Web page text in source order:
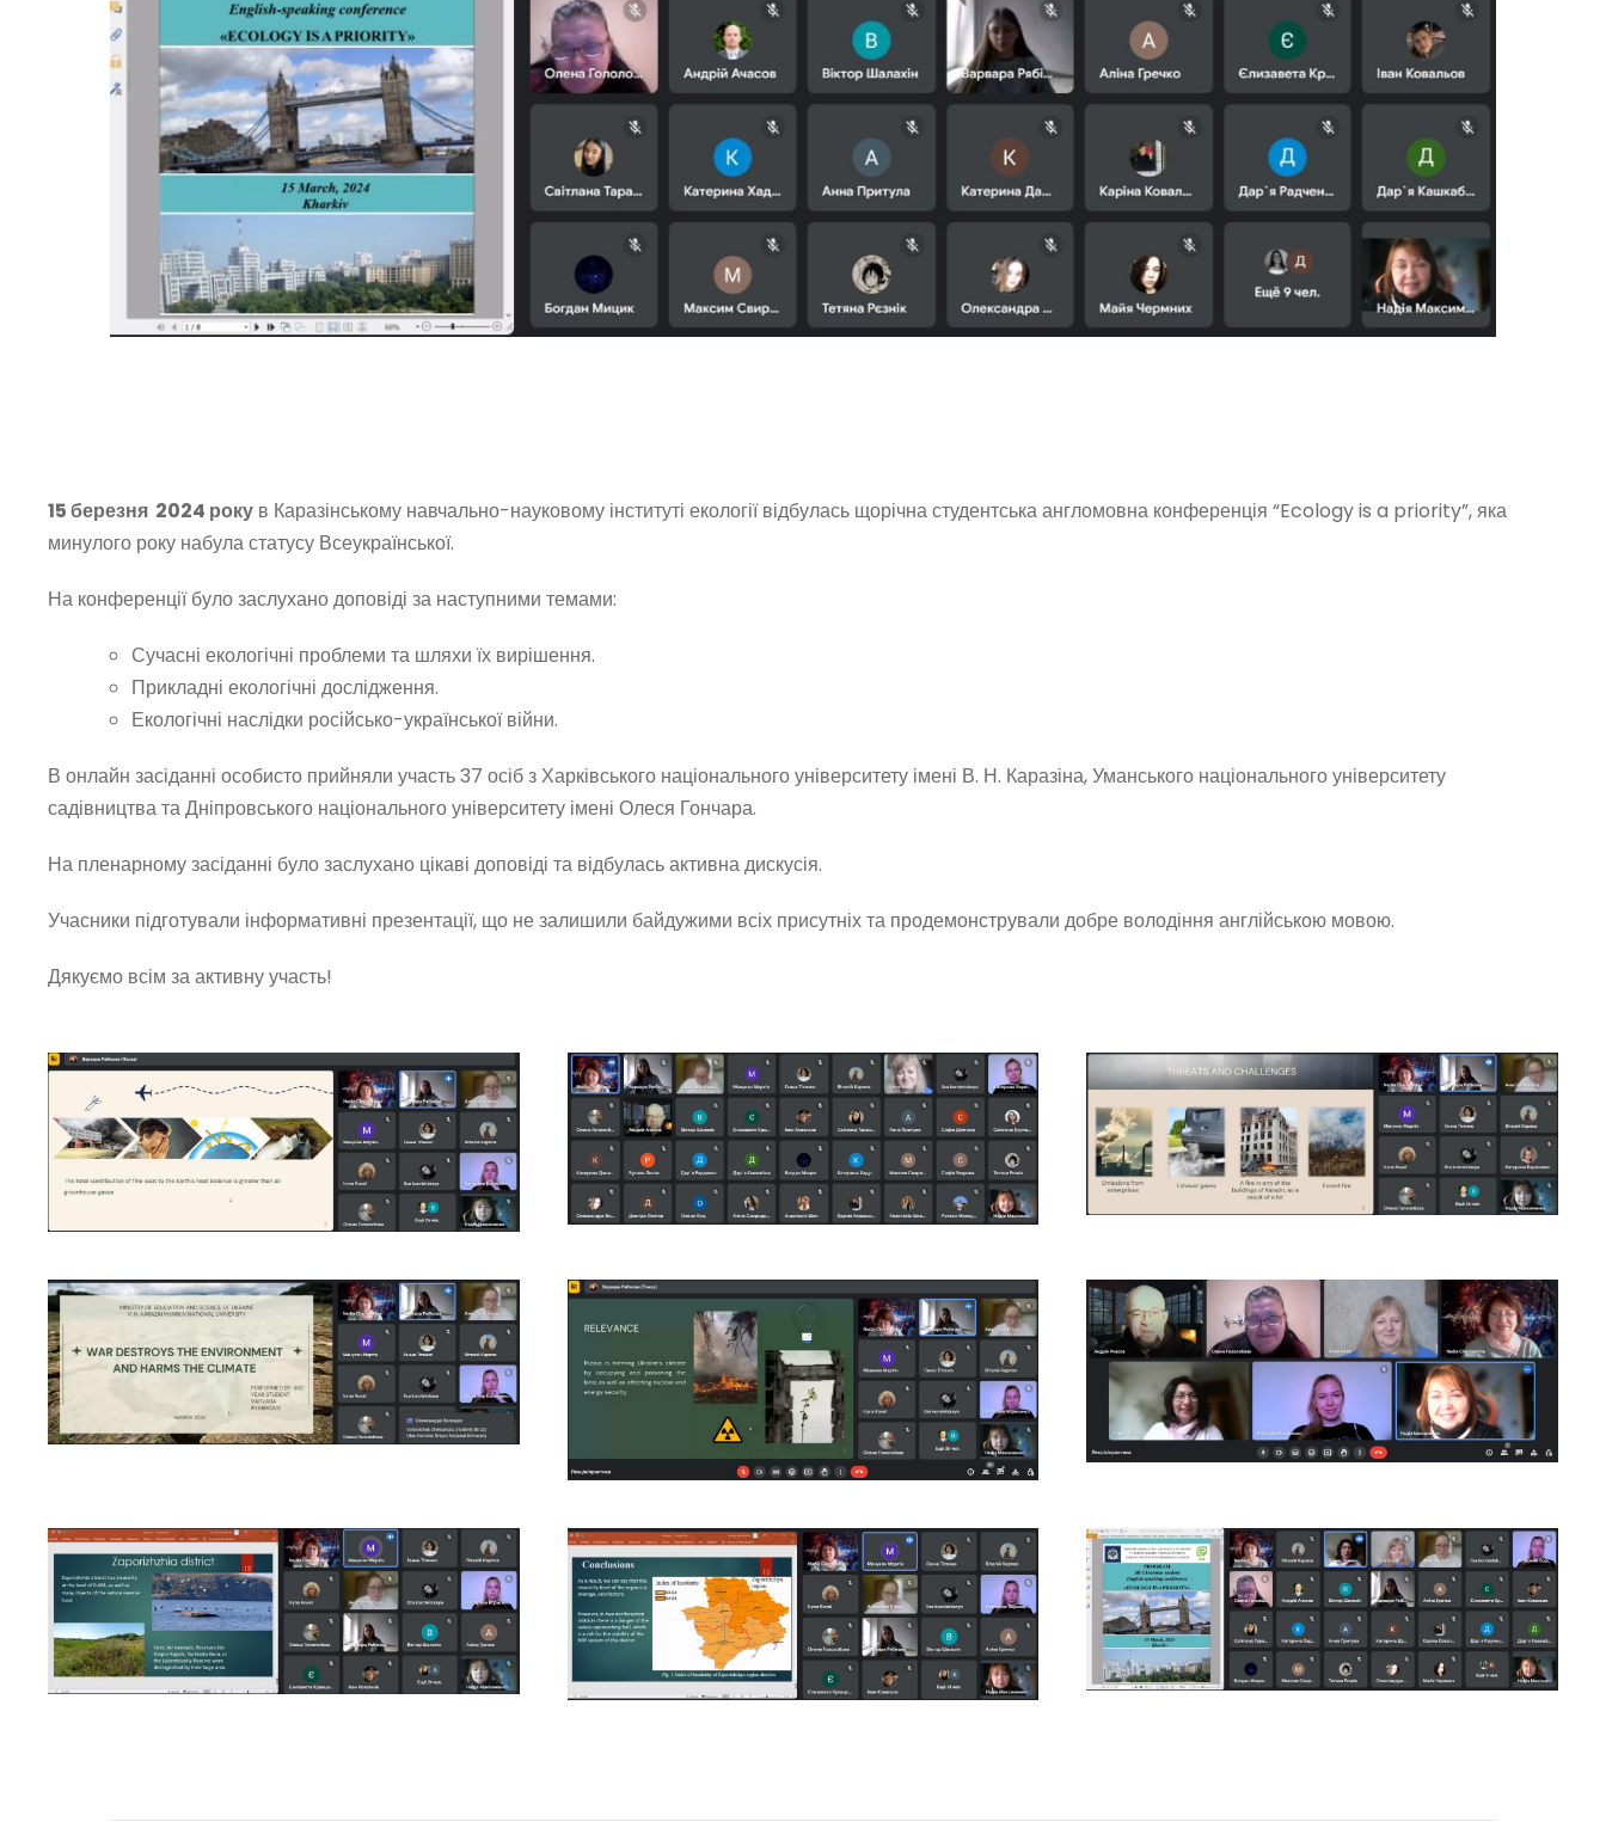
15 березня 2024 року в Каразінському навчально-науковому інституті екології відбулась щорічна студентська англомовна конференція “Ecology is a priority”, яка
минулого року набула статусу Всеукраїнської.
На конференції було заслухано доповіді за наступними темами:
Сучасні екологічні проблеми та шляхи їх вирішення.
Прикладні екологічні дослідження.
Екологічні наслідки російсько-української війни.
В онлайн засіданні особисто прийняли участь 37 осіб з Харківського національного університету імені В. Н. Каразіна, Уманського національного університету
садівництва та Дніпровського національного університету імені Олеся Гончара.
На пленарному засіданні було заслухано цікаві доповіді та відбулась активна дискусія.
Учасники підготували інформативні презентації, що не залишили байдужими всіх присутніх та продемонстрували добре володіння англійською мовою.
Дякуємо всім за активну участь!